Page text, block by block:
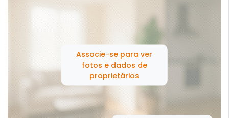
Associe-se para ver
fotos e dados de
proprietários